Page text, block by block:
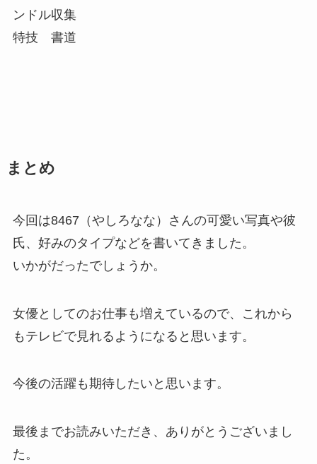
ンドル収集
特技 書道
まとめ
今回は8467（やしろなな）さんの可愛い写真や彼
氏、好みのタイプなどを書いてきました。
いかがだったでしょうか。
女優としてのお仕事も増えているので、これから
もテレビで見れるようになると思います。
今後の活躍も期待したいと思います。
最後までお読みいただき、ありがとうございまし
た。